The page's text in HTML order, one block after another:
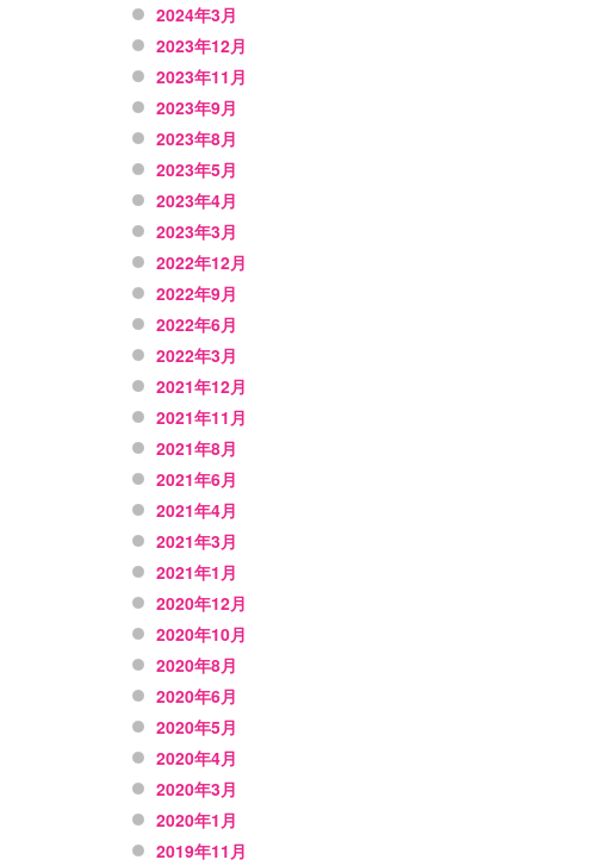
2024年3月
2023年12月
2023年11月
2023年9月
2023年8月
2023年5月
2023年4月
2023年3月
2022年12月
2022年9月
2022年6月
2022年3月
2021年12月
2021年11月
2021年8月
2021年6月
2021年4月
2021年3月
2021年1月
2020年12月
2020年10月
2020年8月
2020年6月
2020年5月
2020年4月
2020年3月
2020年1月
2019年11月